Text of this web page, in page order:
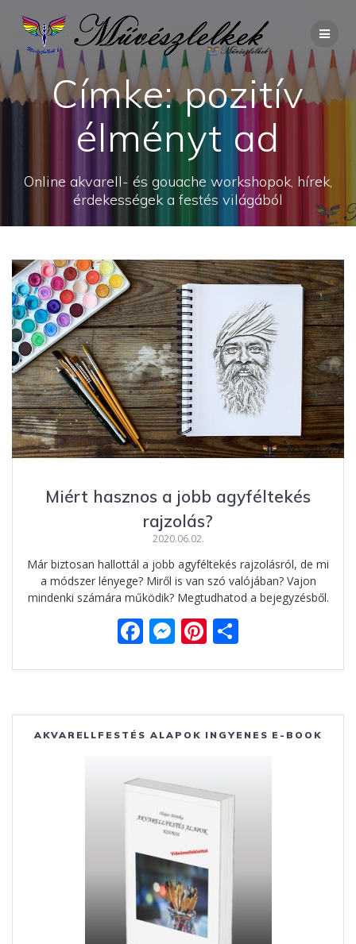
content
Címke:pozitív
élményt ad
Online akvarell- és gouache workshopok, hírek,
érdekességek a festés világából
Miért hasznos a jobb agyféltekés
rajzolás?
2020.06.02.
Már biztosan hallottál a jobb agyféltekés rajzolásról, de mi
a módszer lényege? Miről is van szó valójában? Vajon
mindenki számára működik? Megtudhatod a bejegyzésből.
F
e
b
o
k
M
ss
e
n
er
Pi
er
e
st
za
m
e
AKVARELLFESTÉS ALAPOK INGYENES E-BOOK